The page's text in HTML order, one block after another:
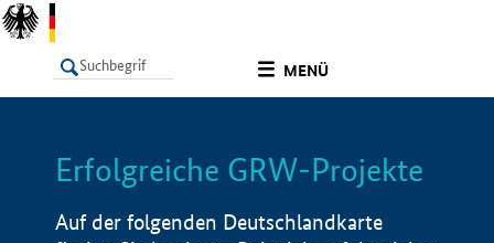
MENÜ
LISTE Info
Erfolgreiche GRW-Projekte
Auf der folgenden Deutschlandkarte